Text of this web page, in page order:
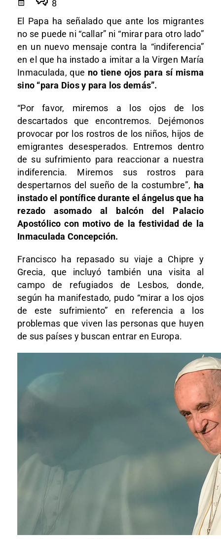
8
El Papa ha señalado que ante los migrantes
no se puede ni “callar” ni “mirar para otro lado”
en un nuevo mensaje contra la “indiferencia”
en el que ha instado a imitar a la Virgen María
Inmaculada, que no tiene ojos para sí misma
sino “para Dios y para los demás”.
“Por favor, miremos a los ojos de los
descartados que encontremos. Dejémonos
provocar por los rostros de los niños, hijos de
emigrantes desesperados. Entremos dentro
de su sufrimiento para reaccionar a nuestra
indiferencia. Miremos sus rostros para
despertarnos del sueño de la costumbre”, ha
instado el pontífice durante el ángelus que ha
rezado asomado al balcón del Palacio
Apostólico con motivo de la festividad de la
Inmaculada Concepción.
Francisco ha repasado su viaje a Chipre y
Grecia, que incluyó también una visita al
campo de refugiados de Lesbos, donde,
según ha manifestado, pudo “mirar a los ojos
de este sufrimiento” en referencia a los
problemas que viven las personas que huyen
de sus países y buscan entrar en Europa.